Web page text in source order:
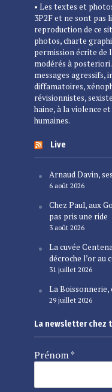
• Les textes et
3P2F et ne sont pas
reproduction de ce
photos, charte
permission écrite de
modérés à
messages agressifs,
diffamatoires,
révisionnistes,
haine, à la violence
humaines.
Live
Arnaud Davin,
6 août 2026
Chez Paul, aux
pas pris une ride
3 août 2026
La cuvée
décroche l’or au
31 juillet 2026
La Boissonnerie,
29 juillet 2026
La newsletter chez
Prénom*